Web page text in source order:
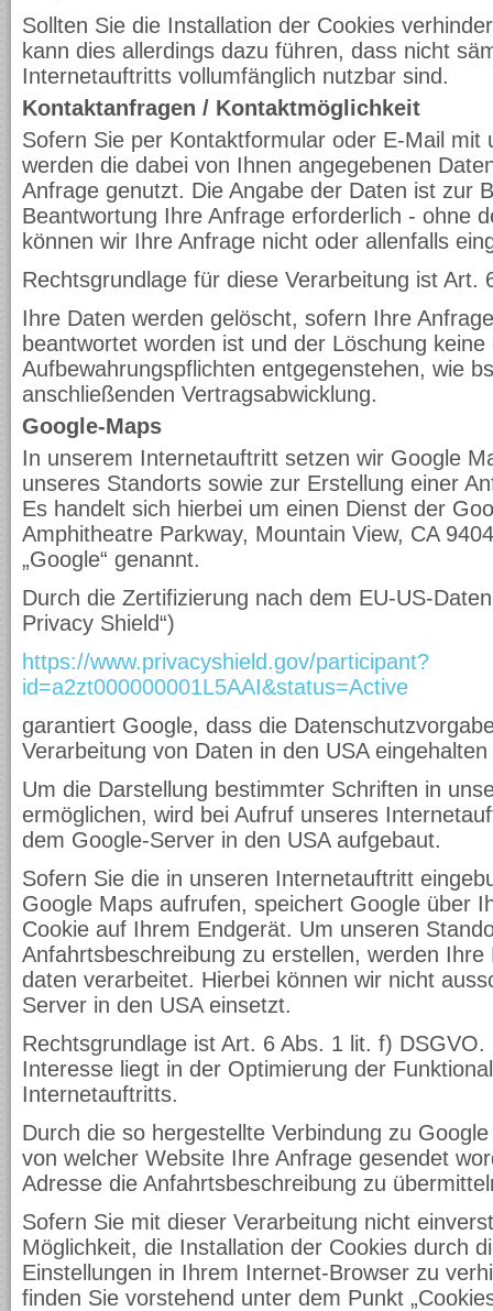
Sollten Sie die Installation der Cookies
kann dies allerdings dazu führen, dass nicht
Internetauftritts vollumfänglich nutzbar sind.
Kontaktanfragen / Kontaktmöglichkeit
Sofern Sie per Kontaktformular oder E-Mail mit
werden die dabei von Ihnen angegebenen
Anfrage genutzt. Die Angabe der Daten ist zur
Beantwortung Ihre Anfrage erforderlich - ohne
können wir Ihre Anfrage nicht oder allenfalls
Rechtsgrundlage für diese Verarbeitung ist Art.
Ihre Daten werden gelöscht, sofern Ihre
beantwortet worden ist und der Löschung keine
Aufbewahrungspflichten entgegenstehen, wie
anschließenden Vertragsabwicklung.
Google-Maps
In unserem Internetauftritt setzen wir Google
unseres Standorts sowie zur Erstellung einer
Es handelt sich hierbei um einen Dienst der
Amphitheatre Parkway, Mountain View, CA
„Google“ genannt.
Durch die Zertifizierung nach dem EU-US-
Privacy Shield“)
https://www.privacyshield.gov/participant?
id=a2zt000000001L5AAI&status=Active
garantiert Google, dass die
Verarbeitung von Daten in den USA
Um die Darstellung bestimmter Schriften in
ermöglichen, wird bei Aufruf unseres
dem Google-Server in den USA aufgebaut.
Sofern Sie die in unseren Internetauftritt
Google Maps aufrufen, speichert Google über
Cookie auf Ihrem Endgerät. Um unseren
Anfahrtsbeschreibung zu erstellen, werden
daten verarbeitet. Hierbei können wir nicht
Server in den USA einsetzt.
Rechtsgrundlage ist Art. 6 Abs. 1 lit. f)
Interesse liegt in der Optimierung der
Internetauftritts.
Durch die so hergestellte Verbindung zu
von welcher Website Ihre Anfrage gesendet
Adresse die Anfahrtsbeschreibung zu
Sofern Sie mit dieser Verarbeitung nicht
Möglichkeit, die Installation der Cookies durch
Einstellungen in Ihrem Internet-Browser zu
finden Sie vorstehend unter dem Punkt